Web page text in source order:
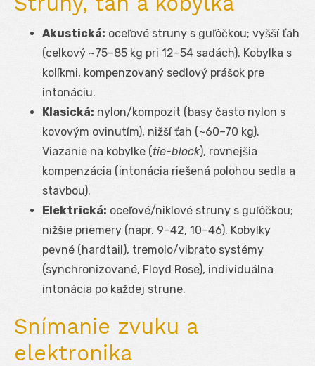
Akustická: oceľové struny s guľôčkou; vyšší ťah
(celkový ~75–85 kg pri 12–54 sadách). Kobylka s
kolíkmi, kompenzovaný sedlový prášok pre
intonáciu.
Klasická: nylon/kompozit (basy často nylon s
kovovým ovinutím), nižší ťah (~60–70 kg).
Viazanie na kobylke (tie-block), rovnejšia
kompenzácia (intonácia riešená polohou sedla a
stavbou).
Elektrická: oceľové/niklové struny s guľôčkou;
nižšie priemery (napr. 9–42, 10–46). Kobylky
pevné (hardtail), tremolo/vibrato systémy
(synchronizované, Floyd Rose), individuálna
intonácia po každej strune.
Snímanie zvuku a
elektronika